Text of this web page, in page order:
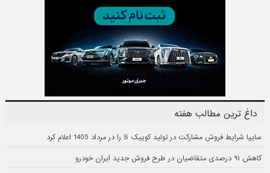
داغ ترین مطالب هفته
سایپا شرایط فروش مشارکت در تولید کوییک S را در مرداد 1405 اعلام کرد
کاهش ۹۱ درصدی متقاضیان در طرح فروش جدید ایران خودرو